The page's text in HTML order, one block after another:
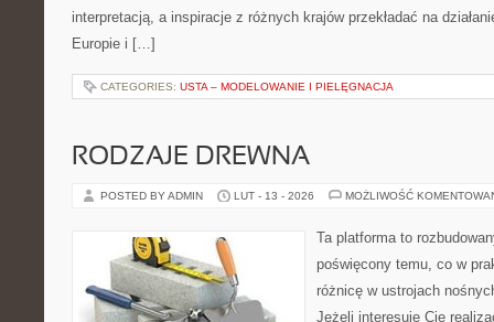
interpretacją, a inspiracje z różnych krajów przekładać na
Europie i […]
CATEGORIES: USTA – MODELOWANIE I PIELĘGNACJA
RODZAJE DREWNA
POSTED BY ADMIN LUT - 13 - 2026 MOŻLIWOŚĆ
Ta platforma to
poświęcony temu, co w
różnicę w ustrojach
Jeżeli interesuje Cię